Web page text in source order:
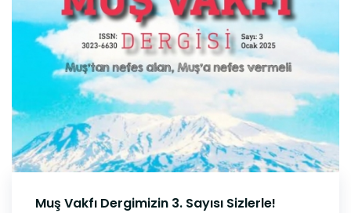
Muş Vakfı Dergimizin 3. Sayısı Sizlerle!